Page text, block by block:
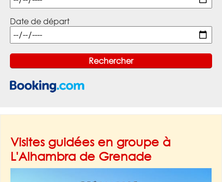
Date de départ
Visites guidées en groupe à
L'Alhambra de Grenade